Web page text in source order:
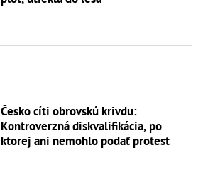
Česko cíti obrovskú krivdu:
Kontroverzná diskvalifikácia, po
ktorej ani nemohlo podať protest